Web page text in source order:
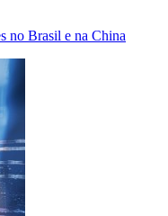
no Brasil e na China